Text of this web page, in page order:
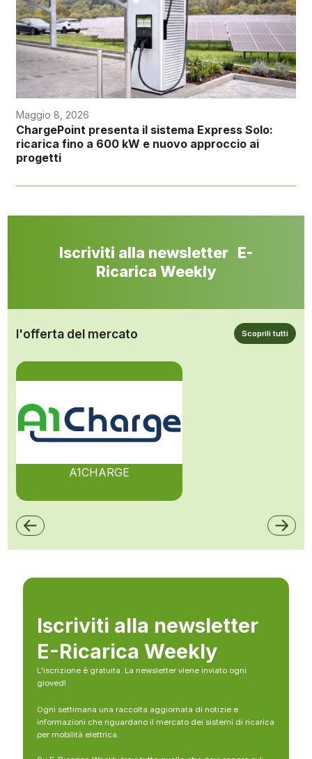
Maggio 8, 2026
ChargePoint presenta il sistema Express Solo:
ricarica fino a 600 kW e nuovo approccio ai
progetti
Iscriviti alla newsletter E-
Ricarica Weekly
l'offerta del mercato Scoprili tutti
A1CHARGE
Iscriviti alla newsletter
E-Ricarica Weekly
L’iscrizione è gratuita. La newsletter viene inviato ogni
giovedì
Ogni settimana una raccolta aggiornata di notizie e
informazioni che riguardano il mercato dei sistemi di ricarica
per mobilità elettrica.